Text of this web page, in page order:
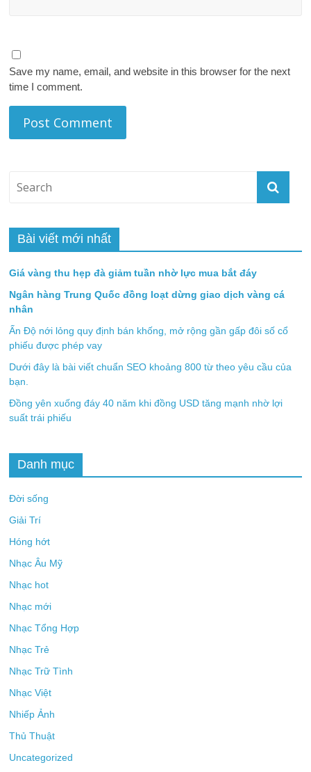
Save my name, email, and website in this browser for the next
time I comment.
Bài viết mới nhất
Giá vàng thu hẹp đà giảm tuần nhờ lực mua bắt đáy
Ngân hàng Trung Quốc đồng loạt dừng giao dịch vàng cá
nhân
Ấn Độ nới lỏng quy định bán khống, mở rộng gần gấp đôi số cổ
phiếu được phép vay
Dưới đây là bài viết chuẩn SEO khoảng 800 từ theo yêu cầu của
bạn.
Đồng yên xuống đáy 40 năm khi đồng USD tăng mạnh nhờ lợi
suất trái phiếu
Danh mục
Đời sống
Giải Trí
Hóng hớt
Nhạc Âu Mỹ
Nhạc hot
Nhạc mới
Nhạc Tổng Hợp
Nhạc Trẻ
Nhạc Trữ Tình
Nhạc Việt
Nhiếp Ảnh
Thủ Thuật
Uncategorized